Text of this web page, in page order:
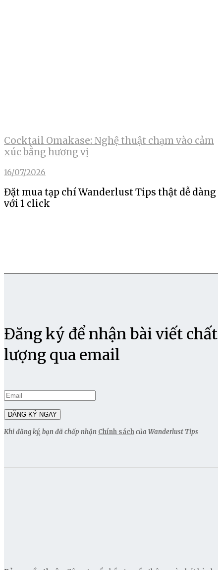
Cocktail Omakase: Nghệ thuật chạm vào cảm
xúc bằng hương vị
16/07/2026
Đặt mua tạp chí Wanderlust Tips thật dễ dàng
với 1 click
Đăng ký để nhận bài viết chất
lượng qua email
Khi đăng ký, bạn đã chấp nhận Chính sáchcủa Wanderlust Tips